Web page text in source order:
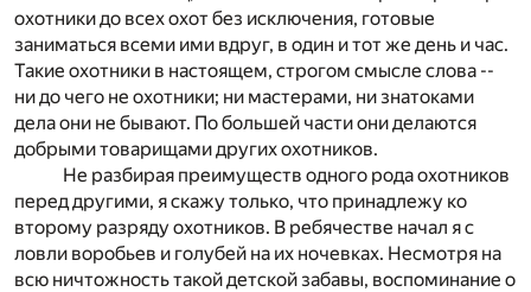
охотники до всех охот без исключения, готовые
заниматься всеми ими вдруг, в один и тот же день и час.
Такие охотники в настоящем, строгом смысле слова --
ни до чего не охотники; ни мастерами, ни знатоками
дела они не бывают. По большей части они делаются
добрыми товарищами других охотников.
Не разбирая преимуществ одного рода охотников
перед другими, я скажу только, что принадлежу ко
второму разряду охотников. В ребячестве начал я с
ловли воробьев и голубей на их ночевках. Несмотря на
всю ничтожность такой детской забавы, воспоминание о